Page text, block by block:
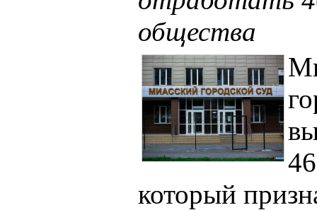
общества
который